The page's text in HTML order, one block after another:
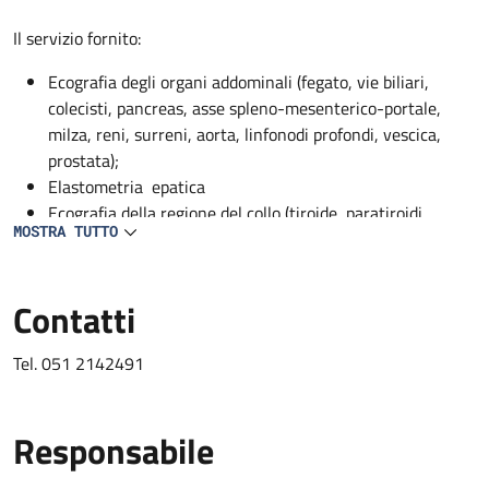
Descrizione
Il servizio fornito:
Ecografia degli organi addominali (fegato, vie biliari,
colecisti, pancreas, asse spleno-mesenterico-portale,
milza, reni, surreni, aorta, linfonodi profondi, vescica,
prostata);
Elastometria epatica
Ecografia della regione del collo (tiroide, paratiroidi,
ghiandole sottomandibolari, parotidi);
arteria epatica, arteria mesenterica superiore, arteria
EcocolorDoppler dei vasi del collo (carotidi, vertebrali,
Stroke)
MOSTRA TUTTO
Contatti
Tel. 051 2142491
Responsabile